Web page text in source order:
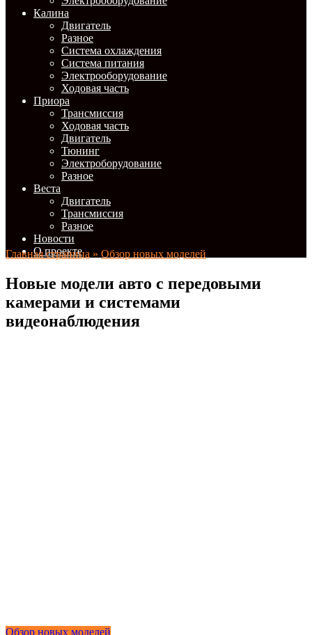
Калина
Двигатель
Разное
Система охлаждения
Система питания
Электрооборудование
Ходовая часть
Приора
Трансмиссия
Ходовая часть
Двигатель
Тюнинг
Электроборудование
Разное
Веста
Двигатель
Трансмиссия
Разное
Новости
О проекте
Главная страница » Обзор новых моделей
Новые модели авто с передовыми
камерами и системами
видеонаблюдения
Обзор новых моделей